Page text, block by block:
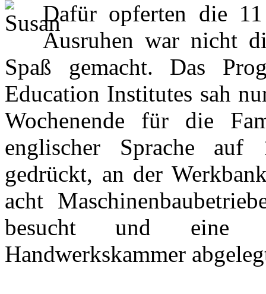
Dafür opferten die
Ausruhen war nicht
Spaß gemacht. Das
Education Institutes sah
Wochenende für die
englischer Sprache auf
gedrückt, an der
acht
besucht und eine
Handwerkskammer